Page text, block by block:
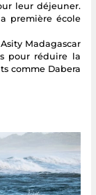
leur déjeuner.
première école
Madagascar
pour réduire la
comme Dabera